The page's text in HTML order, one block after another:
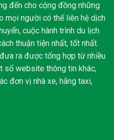
đến cho cộng đồng những
mọi người có thể liên hệ dịch
cuộc hành trình du lịch
thuận tiện nhất, tốt nhất.
ra được tổng hợp từ nhiều
số website thông tin khác,
đơn vị nhà xe, hãng taxi,